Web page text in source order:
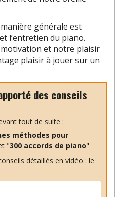
générale est
l’entretien du piano.
et notre plaisir
plaisir à jouer sur un
des conseils
tout de suite :
méthodes pour
"300 accords de piano"
détaillés en vidéo : le